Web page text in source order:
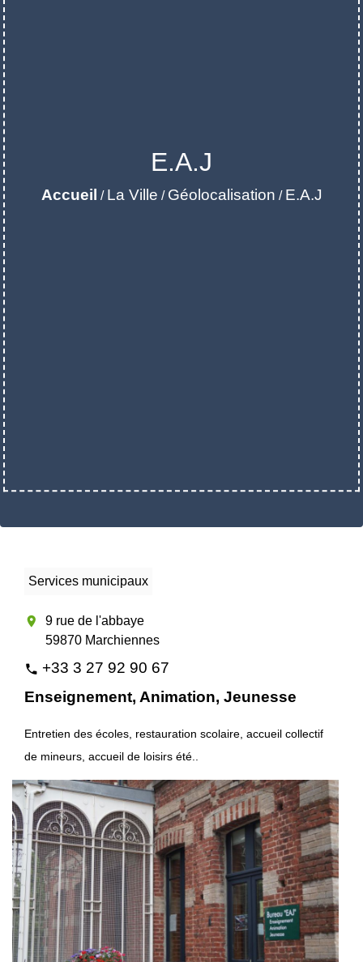
E.A.J
Accueil / La Ville / Géolocalisation / E.A.J
Services municipaux
location_on
9 rue de l'abbaye
59870 Marchiennes
phone +33 3 27 92 90 67
Enseignement, Animation, Jeunesse
Entretien des écoles, restauration scolaire, accueil collectif
de mineurs, accueil de loisirs été..